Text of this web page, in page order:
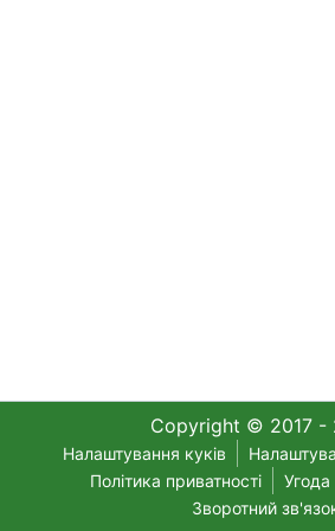
Copyright © 2017 -
Налаштування куків
Політика приватності
Угода
Зворотний